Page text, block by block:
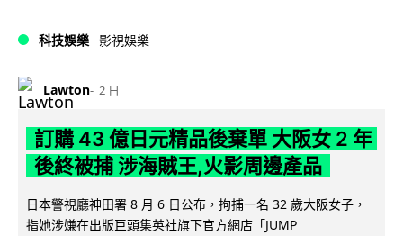
科技娛樂 影視娛樂
Lawton 2 日
訂購 43 億日元精品後棄單 大阪女 2 年
後終被捕 涉海賊王,火影周邊產品
日本警視廳神田署 8 月 6 日公布，拘捕一名 32 歲大阪女子，
指她涉嫌在出版巨頭集英社旗下官方網店「JUMP